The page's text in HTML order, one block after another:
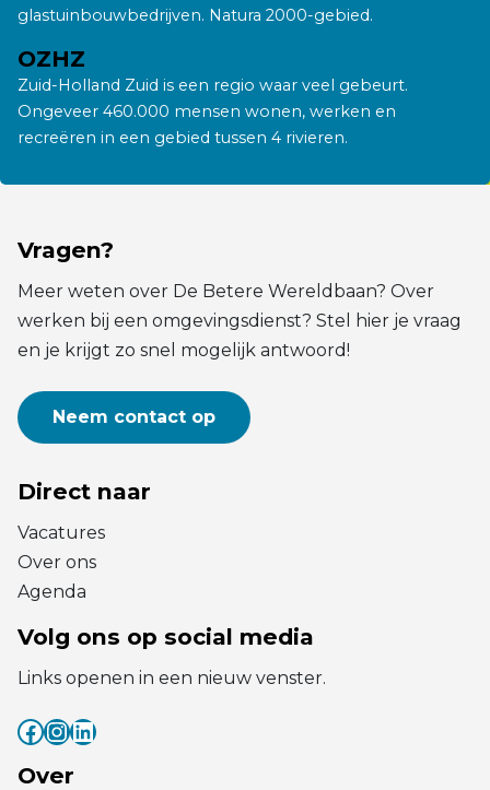
glastuinbouwbedrijven. Natura 2000-gebied.
OZHZ
Zuid-Holland Zuid is een regio waar veel gebeurt.
Ongeveer 460.000 mensen wonen, werken en
recreëren in een gebied tussen 4 rivieren.
Vragen?
Meer weten over De Betere Wereldbaan? Over
werken bij een omgevingsdienst? Stel hier je vraag
en je krijgt zo snel mogelijk antwoord!
Neem contact op
Direct naar
Vacatures
Over ons
Agenda
Volg ons op social media
Links openen in een nieuw venster.
Facebook
(externe link)
Instagram
(externe link)
LinkedIn
(externe link)
Over